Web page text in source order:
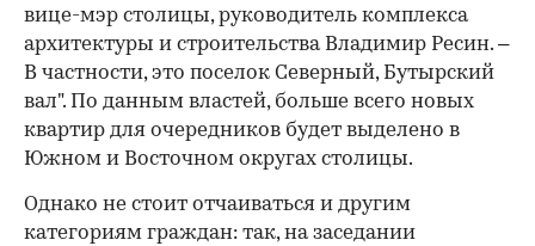
вице-мэр столицы, руководитель комплекса
архитектуры и строительства Владимир Ресин. –
В частности, это поселок Северный, Бутырский
вал". По данным властей, больше всего новых
квартир для очередников будет выделено в
Южном и Восточном округах столицы.
Однако не стоит отчаиваться и другим
категориям граждан: так, на заседании